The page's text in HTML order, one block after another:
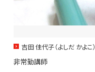
吉田 佳代子（よしだ かよこ）
非常勤講師